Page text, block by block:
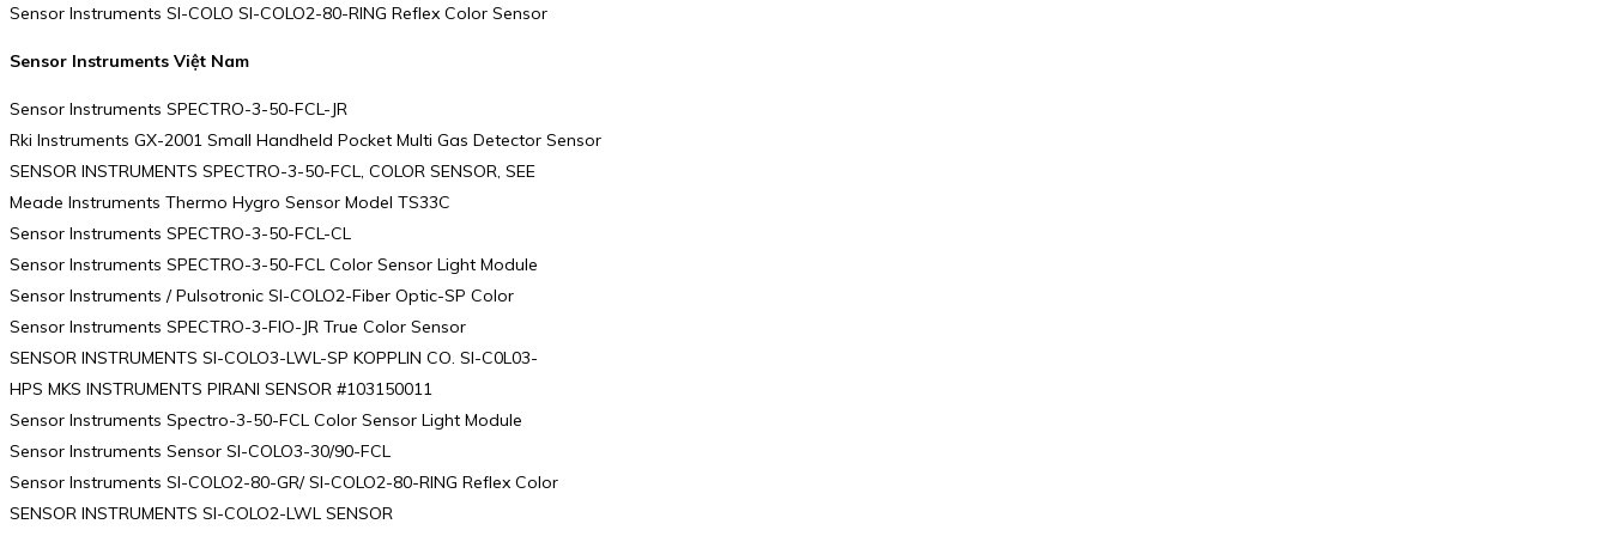
Sensor Instruments SI-COLO SI-COLO2-80-RING Reflex Color Sensor
Sensor Instruments Việt Nam
Sensor Instruments SPECTRO-3-50-FCL-JR
Rki Instruments GX-2001 Small Handheld Pocket Multi Gas Detector Sensor
SENSOR INSTRUMENTS SPECTRO-3-50-FCL, COLOR SENSOR, SEE
Meade Instruments Thermo Hygro Sensor Model TS33C
Sensor Instruments SPECTRO-3-50-FCL-CL
Sensor Instruments SPECTRO-3-50-FCL Color Sensor Light Module
Sensor Instruments / Pulsotronic SI-COLO2-Fiber Optic-SP Color
Sensor Instruments SPECTRO-3-FIO-JR True Color Sensor
SENSOR INSTRUMENTS SI-COLO3-LWL-SP KOPPLIN CO. SI-C0L03-
HPS MKS INSTRUMENTS PIRANI SENSOR #103150011
Sensor Instruments Spectro-3-50-FCL Color Sensor Light Module
Sensor Instruments Sensor SI-COLO3-30/90-FCL
Sensor Instruments SI-COLO2-80-GR/ SI-COLO2-80-RING Reflex Color
SENSOR INSTRUMENTS SI-COLO2-LWL SENSOR